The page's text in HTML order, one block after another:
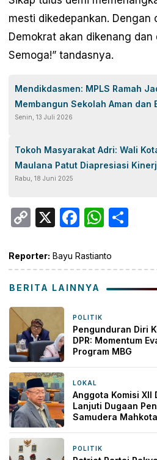
mesti dikedepankan. Dengan
Demokrat akan dikenang
Semoga!” tandasnya.
Mendikdasmen: MPLS Ramah
Membangun Sekolah Aman dan
Perpeloncoan
Senin, 13 Juli 2026
Tokoh Masyarakat Adri: Wali
Maulana Patut Diapresiasi
Kita Jaga Beliau dan Beri
Rabu, 18 Juni 2025
Copy
X
Reporter: Bayu Rastianto
BERITA LAINNYA
POLITIK
Pengunduran Diri
DPR: Momentum
Program MBG
LOKAL
Anggota Komisi XII
Lanjuti Dugaan
Samudera
POLITIK